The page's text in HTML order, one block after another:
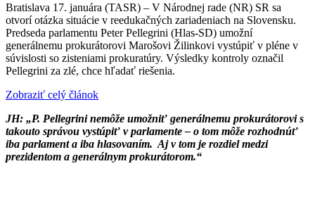
Bratislava 17. januára (TASR) – V Národnej rade (NR) SR sa
otvorí otázka situácie v reedukačných zariadeniach na Slovensku.
Predseda parlamentu Peter Pellegrini (Hlas-SD) umožní
generálnemu prokurátorovi Marošovi Žilinkovi vystúpiť v pléne v
súvislosti so zisteniami prokuratúry. Výsledky kontroly označil
Pellegrini za zlé, chce hľadať riešenia.
Zobraziť celý článok
JH: „P. Pellegrini nemôže umožniť generálnemu prokurátorovi s
takouto správou vystúpiť v parlamente – o tom môže rozhodnúť
iba parlament a iba hlasovaním. Aj v tom je rozdiel medzi
prezidentom a generálnym prokurátorom.“